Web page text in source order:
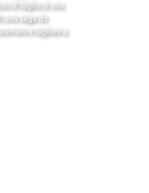
di taglio di una
una sega da
e tagliare a